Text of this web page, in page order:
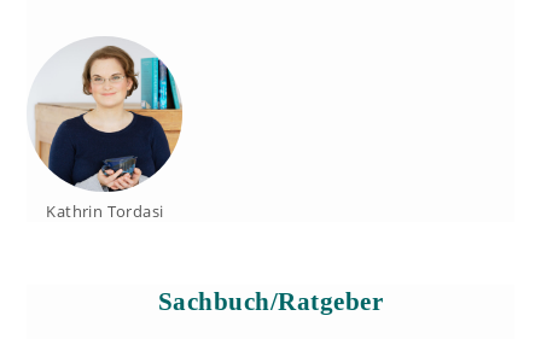
Kathrin Tordasi
Sachbuch/Ratgeber